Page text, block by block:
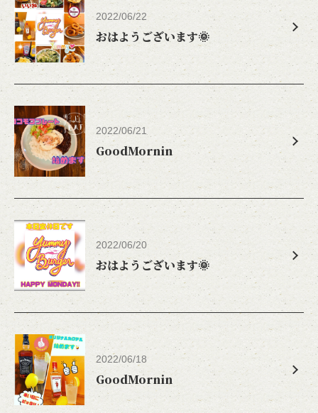
2022/06/22
おはようございます🌞
2022/06/21
GoodMornin
2022/06/20
おはようございます🌞
2022/06/18
GoodMornin
この店舗情報をシェアする
お知らせ | YUMMY BURGER
東京都世田谷区北沢２－３３－６ 藤原ビル１Ｆ
https://yummy-burger.owst.jp/blogs
お店情報をコピー
閉じる